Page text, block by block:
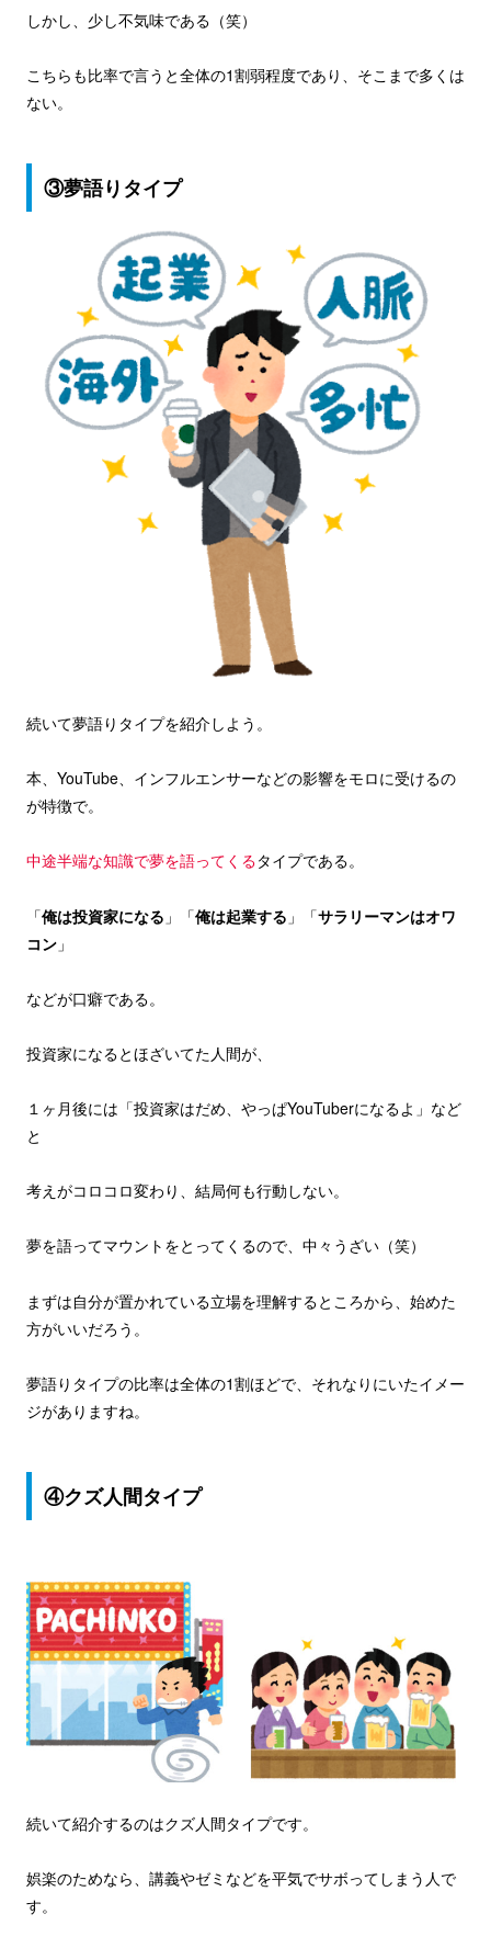
しかし、少し不気味である（笑）
こちらも比率で言うと全体の1割弱程度であり、そこまで多くは
ない。
③夢語りタイプ
続いて夢語りタイプを紹介しよう。
本、YouTube、インフルエンサーなどの影響をモロに受けるの
が特徴で。
中途半端な知識で夢を語ってくるタイプである。
「俺は投資家になる 」「俺は起業する 」「サラリーマンはオワ
コン 」
などが口癖である。
投資家になるとほざいてた人間が、
１ヶ月後には「投資家はだめ、やっぱYouTuberになるよ」など
と
考えがコロコロ変わり、結局何も行動しない。
夢を語ってマウントをとってくるので、中々うざい（笑）
まずは自分が置かれている立場を理解するところから、始めた
方がいいだろう。
夢語りタイプの比率は全体の1割ほどで、それなりにいたイメー
ジがありますね。
④クズ人間タイプ
続いて紹介するのはクズ人間タイプです。
娯楽のためなら、講義やゼミなどを平気でサボってしまう人で
す。